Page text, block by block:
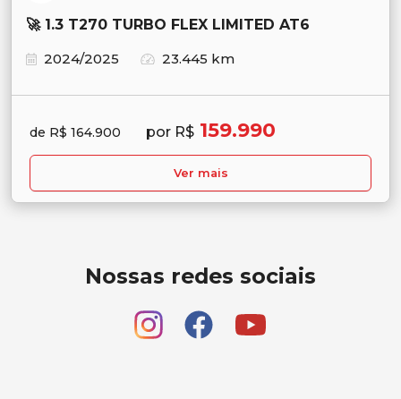
🚀 1.3 T270 TURBO FLEX LIMITED AT6
2024/2025
23.445 km
de R$ 164.900 por R$ 159.990
Ver mais
Nossas redes sociais